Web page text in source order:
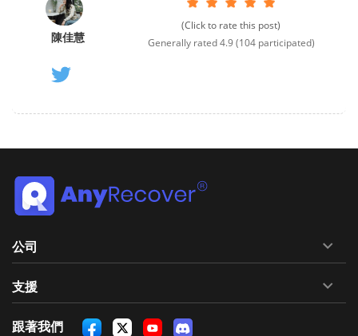
陳佳慧
(Click to rate this post)
Generally rated4.9(104participated)
公司
支援
跟著我們